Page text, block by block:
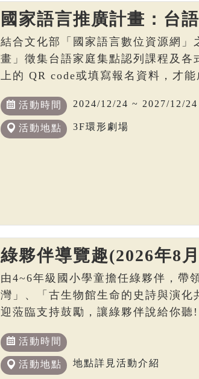
國家語言推廣計畫：台
結合文化部「國家語言數位資源網
畫」徵集台語家庭集點認列課程及
上的 QR code或填寫報名資料，才能
活動時間 2024/12/24 ~ 2027/12/24
活動地點 3F環形劇場
綠夥伴導覽趣(2026年8
由4~6年級國小學童擔任綠夥伴，帶
灣」、「古生物館生命的史詩與演
迎蒞臨支持鼓勵，讓綠夥伴說給你聽!
活動時間
活動地點 地點詳見活動介紹